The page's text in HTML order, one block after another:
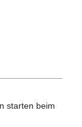
starten beim